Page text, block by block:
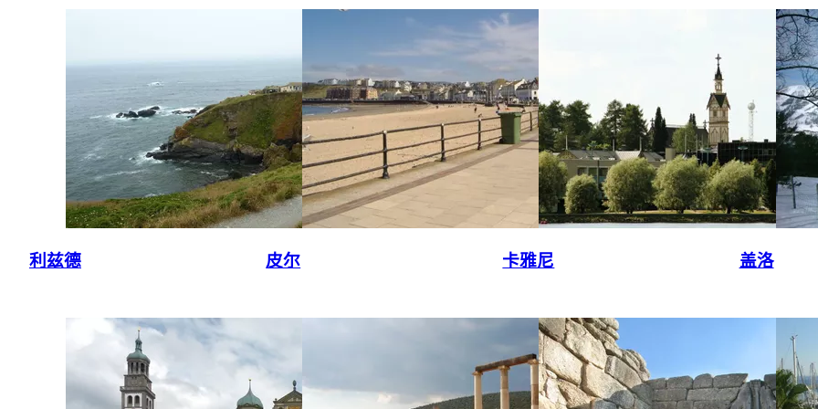
利兹德 皮尔 卡雅尼 盖洛